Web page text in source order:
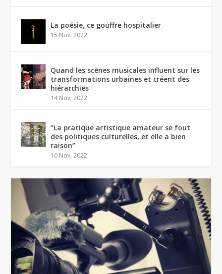
La poésie, ce gouffre hospitalier
15 Nov, 2022
Quand les scènes musicales influent sur les
transformations urbaines et créent des
hiérarchies
14 Nov, 2022
“La pratique artistique amateur se fout
des politiques culturelles, et elle a bien
raison”
10 Nov, 2022